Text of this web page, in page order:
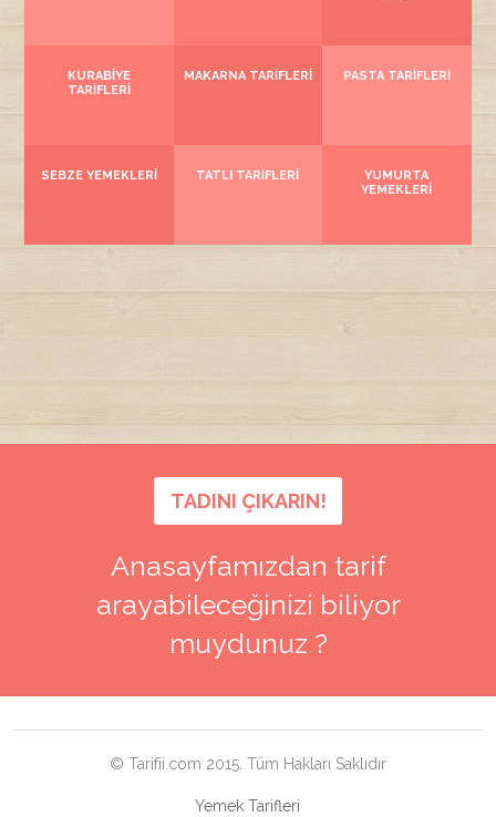
KURABIYE
TARIFLERI
MAKARNA TARIFLERI PASTA TARIFLERI
SEBZE YEMEKLERI TATLI TARIFLERI
YUMURTA
YEMEKLERI
TADINI ÇIKARIN!
Anasayfamızdan tarif
arayabileceğinizi biliyor
muydunuz ?
© Tarifii.com 2015. Tüm Hakları Saklıdır
Yemek Tarifleri